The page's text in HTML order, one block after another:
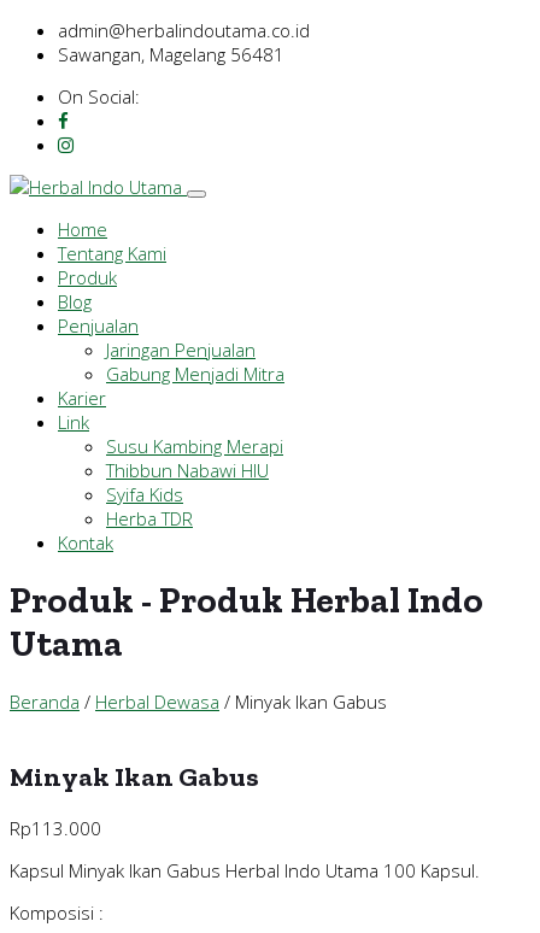
admin@herbalindoutama.co.id
Sawangan, Magelang 56481
On Social:
Home
Tentang Kami
Produk
Blog
Penjualan
Jaringan Penjualan
Gabung Menjadi Mitra
Karier
Link
Susu Kambing Merapi
Thibbun Nabawi HIU
Syifa Kids
Herba TDR
Kontak
Produk - Produk Herbal Indo
Utama
Beranda / Herbal Dewasa / Minyak Ikan Gabus
Minyak Ikan Gabus
Rp113.000
Kapsul Minyak Ikan Gabus Herbal Indo Utama 100 Kapsul.
Komposisi :